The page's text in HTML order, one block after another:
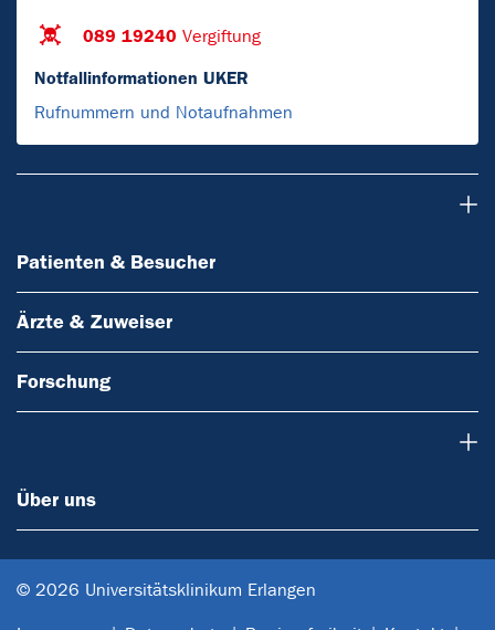
089 19240 Vergiftung
Notfallinformationen UKER
Rufnummern und Notaufnahmen
Patienten & Besucher
Ärzte & Zuweiser
Forschung
Über uns
© 2026 Universitätsklinikum Erlangen